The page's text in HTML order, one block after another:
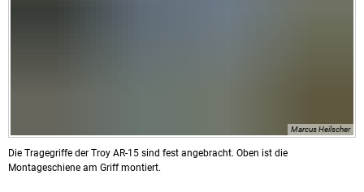
Marcus Heilscher
Die Tragegriffe der Troy AR-15 sind fest angebracht. Oben ist die
Montageschiene am Griff montiert.